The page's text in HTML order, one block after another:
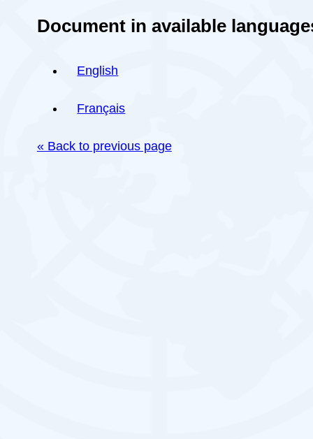
Document in available
English
Français
« Back to previous page